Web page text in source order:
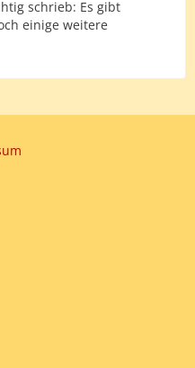
schrieb: Es gibt
einige weitere